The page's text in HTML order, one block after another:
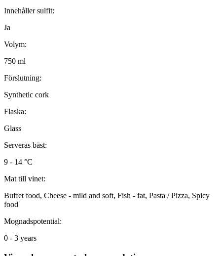
Innehåller sulfit:
Ja
Volym:
750 ml
Förslutning:
Synthetic cork
Flaska:
Glass
Serveras bäst:
9 - 14 °C
Mat till vinet:
Buffet food, Cheese - mild and soft, Fish - fat, Pasta / Pizza, Spicy
food
Mognadspotential:
0 - 3 years